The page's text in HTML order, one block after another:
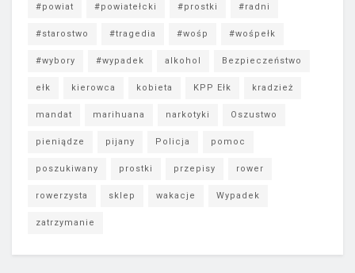
#powiat #powiatełcki #prostki #radni
#starostwo #tragedia #wośp #wośpełk
#wybory #wypadek alkohol Bezpieczeństwo
ełk kierowca kobieta KPP Ełk kradzież
mandat marihuana narkotyki Oszustwo
pieniądze pijany Policja pomoc
poszukiwany prostki przepisy rower
rowerzysta sklep wakacje Wypadek
zatrzymanie